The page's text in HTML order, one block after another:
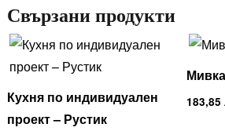
Свързани продукти
Кухня по индивидуален
проект – Рустик
183,85